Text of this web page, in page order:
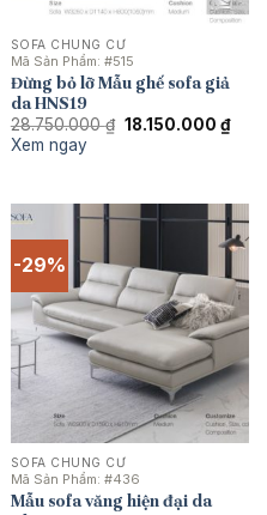
SOFA CHUNG CƯ
Mã Sản Phẩm: #515
Đừng bỏ lỡ Mẫu ghế sofa giả
da HNS19
28.750.000₫ Giá
18.150.000 ₫Giá
hiện
Xem ngay
-29%
SOFA CHUNG CƯ
Mã Sản Phẩm: #436
Mẫu sofa văng hiện đại da